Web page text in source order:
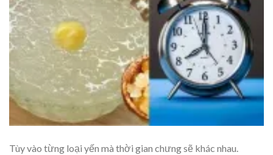
Tùy vào từng loại yến mà thời gian chưng sẽ khác nhau.